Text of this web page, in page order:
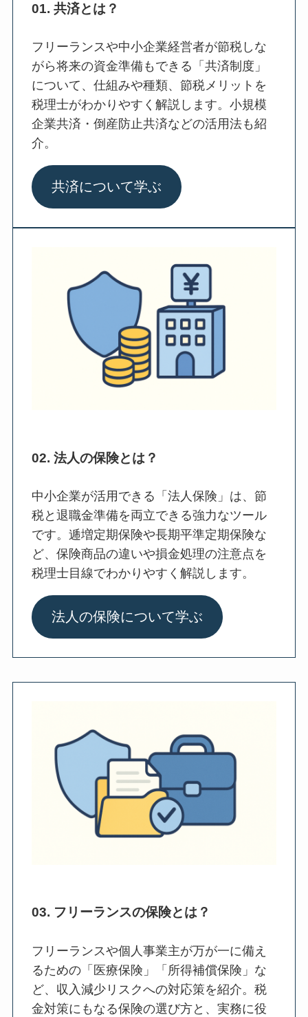
01. 共済とは？
フリーランスや中小企業経営者が節税しな
がら将来の資金準備もできる「共済制度」
について、仕組みや種類、節税メリットを
税理士がわかりやすく解説します。小規模
企業共済・倒産防止共済などの活用法も紹
介。
共済について学ぶ
02. 法人の保険とは？
中小企業が活用できる「法人保険」は、節
税と退職金準備を両立できる強力なツール
です。逓増定期保険や長期平準定期保険な
ど、保険商品の違いや損金処理の注意点を
税理士目線でわかりやすく解説します。
法人の保険について学ぶ
03. フリーランスの保険とは？
フリーランスや個人事業主が万が一に備え
るための「医療保険」「所得補償保険」な
ど、収入減少リスクへの対応策を紹介。税
金対策にもなる保険の選び方と、実務に役